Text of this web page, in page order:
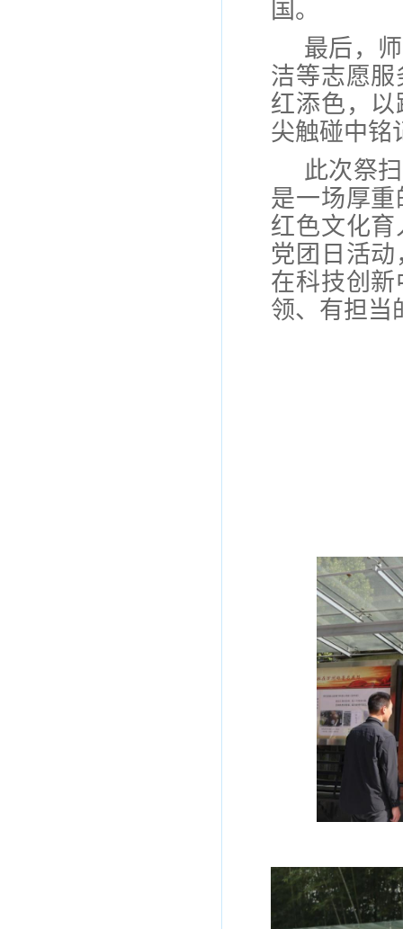
国。
最后 ，
洁等志愿
红添色，
尖触碰中铭
此次祭
是一场厚
红色文化
党团日活
在科技创
领、有担当